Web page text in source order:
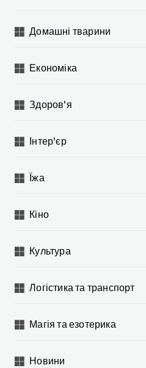
Домашні тварини
Економіка
Здоров'я
Інтер'єр
Їжа
Кіно
Культура
Логістика та транспорт
Магія та езотерика
Новини